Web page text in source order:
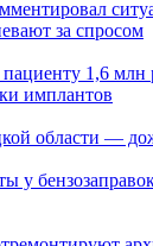
за спросом
1,6 млн
имплантов
области —
у